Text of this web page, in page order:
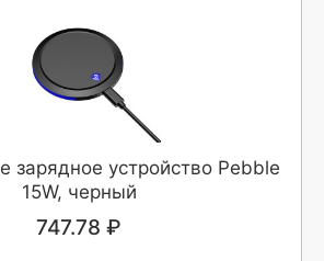
зарядное устройство Pebble
15W, черный
747.78 ₽